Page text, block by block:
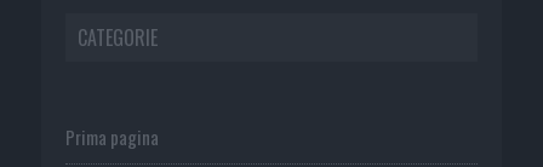
CATEGORIE
Prima pagina